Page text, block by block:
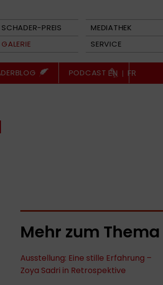
SCHADER-PREIS
MEDIATHEK
GALERIE SERVICE
PODCAST EN | FR
Mehr zum Thema
Ausstellung: Eine stille Erfahrung –
Zoya Sadri in Retrospektive